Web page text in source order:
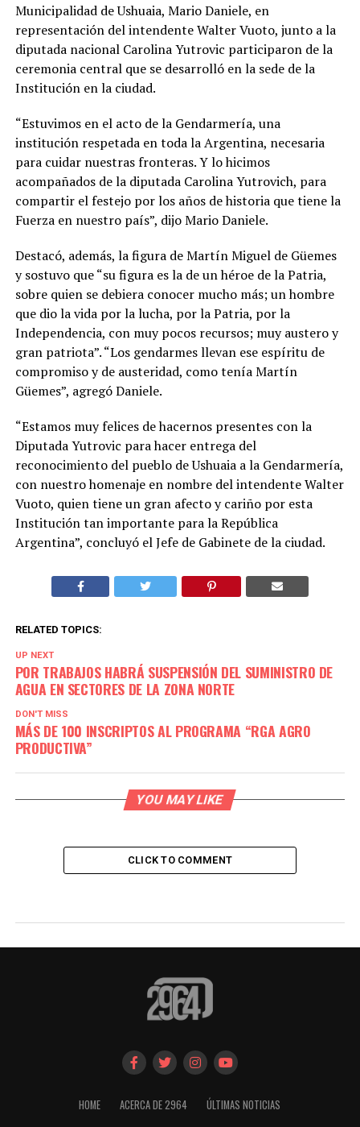
Municipalidad de Ushuaia, Mario Daniele, en
representación del intendente Walter Vuoto, junto a la
diputada nacional Carolina Yutrovic participaron de la
ceremonia central que se desarrolló en la sede de la
Institución en la ciudad.
“Estuvimos en el acto de la Gendarmería, una
institución respetada en toda la Argentina, necesaria
para cuidar nuestras fronteras. Y lo hicimos
acompañados de la diputada Carolina Yutrovich, para
compartir el festejo por los años de historia que tiene la
Fuerza en nuestro país”, dijo Mario Daniele.
Destacó, además, la figura de Martín Miguel de Güemes
y sostuvo que “su figura es la de un héroe de la Patria,
sobre quien se debiera conocer mucho más; un hombre
que dio la vida por la lucha, por la Patria, por la
Independencia, con muy pocos recursos; muy austero y
gran patriota”. “Los gendarmes llevan ese espíritu de
compromiso y de austeridad, como tenía Martín
Güemes”, agregó Daniele.
“Estamos muy felices de hacernos presentes con la
Diputada Yutrovic para hacer entrega del
reconocimiento del pueblo de Ushuaia a la Gendarmería,
con nuestro homenaje en nombre del intendente Walter
Vuoto, quien tiene un gran afecto y cariño por esta
Institución tan importante para la República
Argentina”, concluyó el Jefe de Gabinete de la ciudad.
RELATED TOPICS:
UP NEXT
POR TRABAJOS HABRÁ SUSPENSIÓN DEL SUMINISTRO DE
AGUA EN SECTORES DE LA ZONA NORTE
DON'T MISS
MÁS DE 100 INSCRIPTOS AL PROGRAMA “RGA AGRO
PRODUCTIVA”
YOU MAY LIKE
CLICK TO COMMENT
HOME ACERCA DE 2964 ÚLTIMAS NOTICIAS